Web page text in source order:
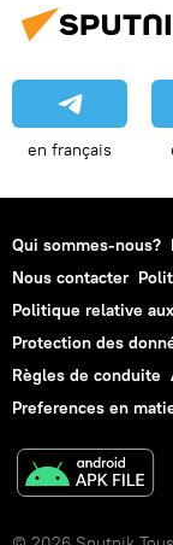
en français
Qui sommes-nous?
Nous contacter
Politique relative
Protection des
Règles de conduite
Preferences en